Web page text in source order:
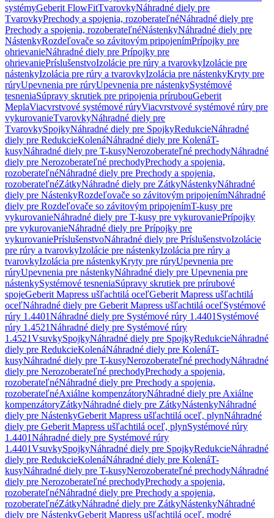
systémyGeberit FlowFitTvarovkyNáhradné diely pre
TvarovkyPrechody a spojenia, rozoberateľnéNáhradné diely pre
Prechody a spojenia, rozoberateľnéNástenkyNáhradné diely pre
NástenkyRozdeľovače so závitovým pripojenímPrípojky pre
ohrievanieNáhradné diely pre Prípojky pre
ohrievaniePríslušenstvoIzolácie pre rúry a tvarovkyIzolácie pre
nástenkyIzolácia pre rúry a tvarovkyIzolácia pre nástenkyKryty pre
rúryUpevnenia pre rúryUpevnenia pre nástenkySystémové
tesneniaSúpravy skrutiek pre pripojenia prírubouGeberit
MeplaViacvrstvové systémové rúryViacvrstvové systémové rúry pre
vykurovanieTvarovkyNáhradné diely pre
TvarovkySpojkyNáhradné diely pre SpojkyRedukcieNáhradné
diely pre RedukcieKolenáNáhradné diely pre KolenáT-
kusyNáhradné diely pre T-kusyNerozoberateľné prechodyNáhradné
diely pre Nerozoberateľné prechodyPrechody a spojenia,
rozoberateľnéNáhradné diely pre Prechody a spojenia,
rozoberateľnéZátkyNáhradné diely pre ZátkyNástenkyNáhradné
diely pre NástenkyRozdeľovače so závitovým pripojenímNáhradné
diely pre Rozdeľovače so závitovým pripojenímT-kusy pre
vykurovanieNáhradné diely pre T-kusy pre vykurovaniePrípojky
pre vykurovanieNáhradné diely pre Prípojky pre
vykurovaniePríslušenstvoNáhradné diely pre PríslušenstvoIzolácie
pre rúry a tvarovkyIzolácie pre nástenkyIzolácia pre rúry a
tvarovkyIzolácia pre nástenkyKryty pre rúryUpevnenia pre
rúryUpevnenia pre nástenkyNáhradné diely pre Upevnenia pre
nástenkySystémové tesneniaSúpravy skrutiek pre prírubové
spojeGeberit Mapress ušľachtilá oceľGeberit Mapress ušľachtilá
oceľNáhradné diely pre Geberit Mapress ušľachtilá oceľSystémové
rúry 1.4401Náhradné diely pre Systémové rúry 1.4401 Systémové
rúry 1.4521Náhradné diely pre Systémové rúry
1.4521VsuvkySpojkyNáhradné diely pre SpojkyRedukcieNáhradné
diely pre RedukcieKolenáNáhradné diely pre KolenáT-
kusyNáhradné diely pre T-kusyNerozoberateľné prechodyNáhradné
diely pre Nerozoberateľné prechodyPrechody a spojenia,
rozoberateľnéNáhradné diely pre Prechody a spojenia,
rozoberateľnéAxiálne kompenzátoryNáhradné diely pre Axiálne
kompenzátoryZátkyNáhradné diely pre ZátkyNástenkyNáhradné
diely pre NástenkyGeberit Mapress ušľachtilá oceľ, plynNáhradné
diely pre Geberit Mapress ušľachtilá oceľ, plynSystémové rúry
1.4401Náhradné diely pre Systémové rúry
1.4401VsuvkySpojkyNáhradné diely pre SpojkyRedukcieNáhradné
diely pre RedukcieKolenáNáhradné diely pre KolenáT-
kusyNáhradné diely pre T-kusyNerozoberateľné prechodyNáhradné
diely pre Nerozoberateľné prechodyPrechody a spojenia,
rozoberateľnéNáhradné diely pre Prechody a spojenia,
rozoberateľnéZátkyNáhradné diely pre ZátkyNástenkyNáhradné
diely pre NástenkyGeberit Mapress ušľachtilá oceľ, modré